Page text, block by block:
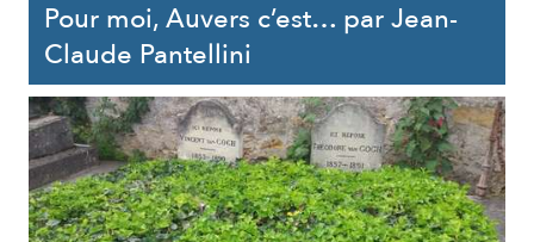
Pour moi, Auvers c’est… par Jean-
Claude Pantellini